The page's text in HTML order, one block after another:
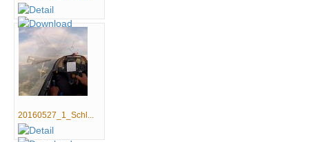
20160527_1_Schl...